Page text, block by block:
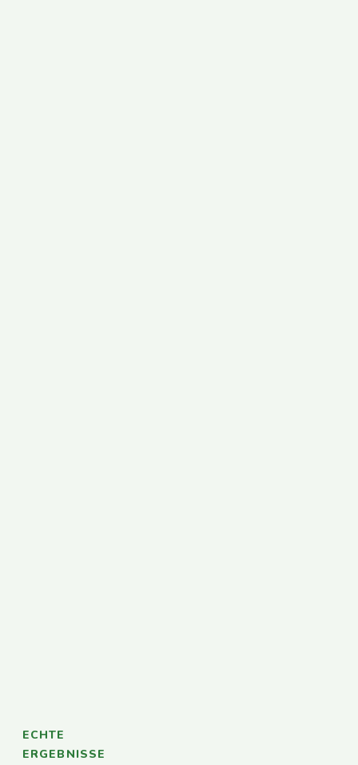
ECHTE
ERGEBNISSE